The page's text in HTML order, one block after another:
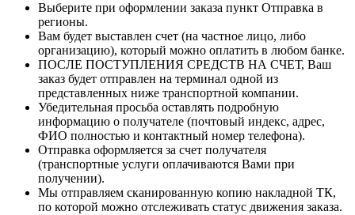
Выберите при оформлении заказа пункт Отправка в
регионы.
Вам будет выставлен счет (на частное лицо, либо
организацию), который можно оплатить в любом банке.
ПОСЛЕ ПОСТУПЛЕНИЯ СРЕДСТВ НА СЧЕТ, Ваш
заказ будет отправлен на терминал одной из
представленных ниже транспортной компании.
Убедительная просьба оставлять подробную
информацию о получателе (почтовый индекс, адрес,
ФИО полностью и контактный номер телефона).
Отправка оформляется за счет получателя
(транспортные услуги оплачиваются Вами при
получении).
Мы отправляем сканированную копию накладной ТК,
по которой можно отслеживать статус движения заказа.